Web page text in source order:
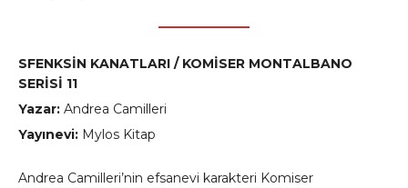
SFENKSİN KANATLARI / KOMİSER MONTALBANO
SERİSİ 11
Yazar: Andrea Camilleri
Yayınevi: Mylos Kitap
Andrea Camilleri’nin efsanevi karakteri Komiser